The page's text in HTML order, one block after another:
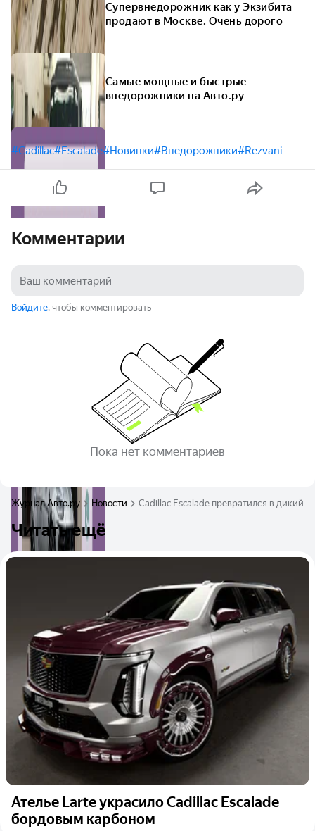
Супервнедорожник как у Экзибита
продают в Москве. Очень дорого
Самые мощные и быстрые
внедорожники на Авто.ру
#Cadillac#Escalade#Новинки#Внедорожники#Rezvani
Комментарии
Войдите, чтобы комментировать
Пока нет комментариев
Журнал Авто.ру Новости Cadillac Escalade превратился в дикий
Читать ещё
Ателье Larte украсило Cadillac Escalade
бордовым карбоном